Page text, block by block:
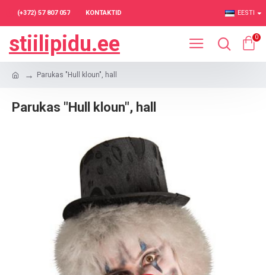
(+372) 57 807 057 KONTAKTID EESTI
stiilipidu.ee 0
Parukas "Hull kloun", hall
Parukas "Hull kloun", hall